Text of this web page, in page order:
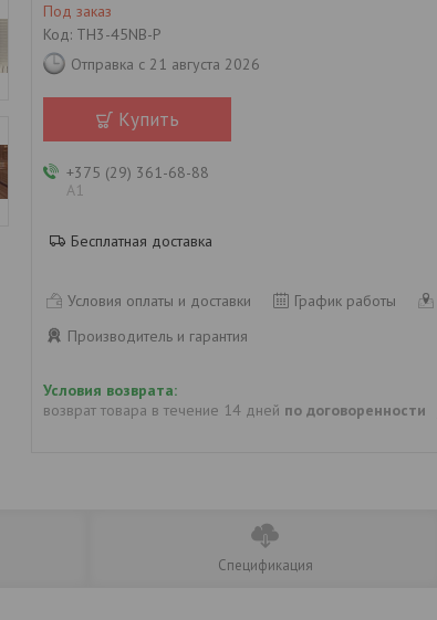
Под заказ
Код: TH3-45NB-P
Отправка с 21 августа 2026
Купить
+375 (29) 361-68-88
А1
Бесплатная доставка
Условия оплаты и доставки График работы
Производитель и гарантия
возврат товара в течение 14 дней по договоренности
Спецификация